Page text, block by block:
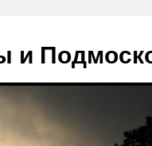
и